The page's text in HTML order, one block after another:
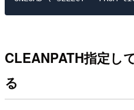
CLEANPATH指定し
る